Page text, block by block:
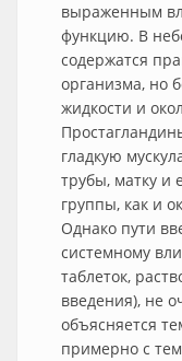
выраженным
функцию. В
содержатся
организма, но
жидкости и
гладкую
трубы, матку и
группы, как и
Однако пути
системному
таблеток,
введения), не
объясняется
примерно с